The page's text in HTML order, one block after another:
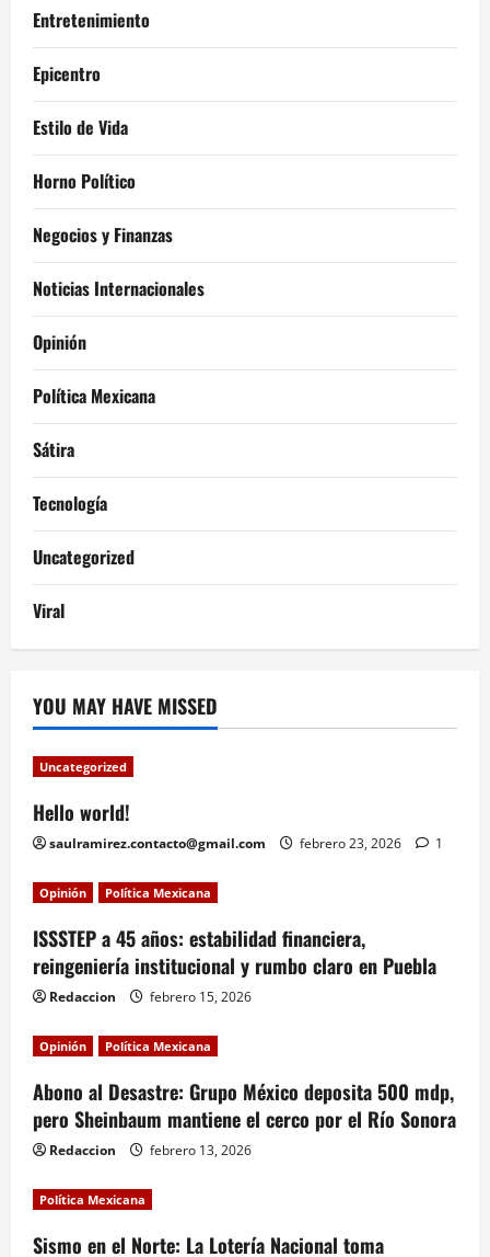
Entretenimiento
Epicentro
Estilo de Vida
Horno Político
Negocios y Finanzas
Noticias Internacionales
Opinión
Política Mexicana
Sátira
Tecnología
Uncategorized
Viral
YOU MAY HAVE MISSED
Uncategorized
Hello world!
saulramirez.contacto@gmail.com febrero 23, 2026 1
Opinión Política Mexicana
ISSSTEP a 45 años: estabilidad financiera,
reingeniería institucional y rumbo claro en Puebla
Redaccion febrero 15, 2026
Opinión Política Mexicana
Abono al Desastre: Grupo México deposita 500 mdp,
pero Sheinbaum mantiene el cerco por el Río Sonora
Redaccion febrero 13, 2026
Política Mexicana
Sismo en el Norte: La Lotería Nacional toma